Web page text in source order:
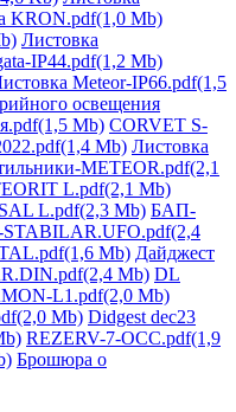
KRON.pdf(1,0 Mb)
Листовка
IP44.pdf(1,2 Mb)
Meteor-IP66.pdf(1,5
освещения
(1,5 Mb) CORVET S-
(1,4 Mb) Листовка
METEOR.pdf(2,1
L.pdf(2,1 Mb)
L.pdf(2,3 Mb) БАП-
(2,4
(1,6 Mb) Дайджест
(2,4 Mb) DL
L1.pdf(2,0 Mb)
(2,0 Mb) Didgest dec23
REZERV-7-OCC.pdf(1,9
Брошюра о